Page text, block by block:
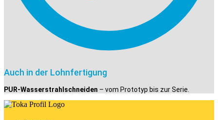
Auch in der Lohnfertigung
PUR-Wasserstrahlschneiden – vom Prototyp bis zur Serie.